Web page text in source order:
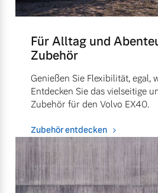
Für Alltag und
Zubehör
Genießen Sie Flexibilität, egal,
Entdecken Sie das vielseitige
Zubehör für den Volvo EX40.
Zubehör entdecken